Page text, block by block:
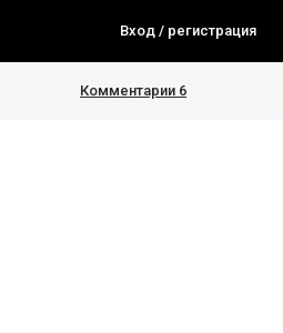
Вход / регистрация
Комментарии 6